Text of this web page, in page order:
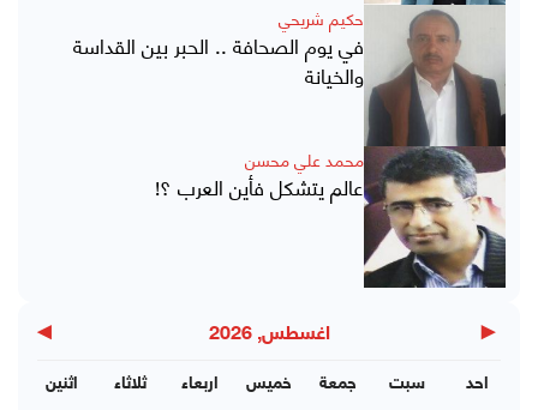
حكيم شريحي
في يوم الصحافة .. الحبر بين القداسة
والخيانة
محمد علي محسن
عالم يتشكل فأين العرب ؟!
◀ اغسطس, 2026 ▶
اثنين ثلاثاء اربعاء خميس جمعة سبت احد